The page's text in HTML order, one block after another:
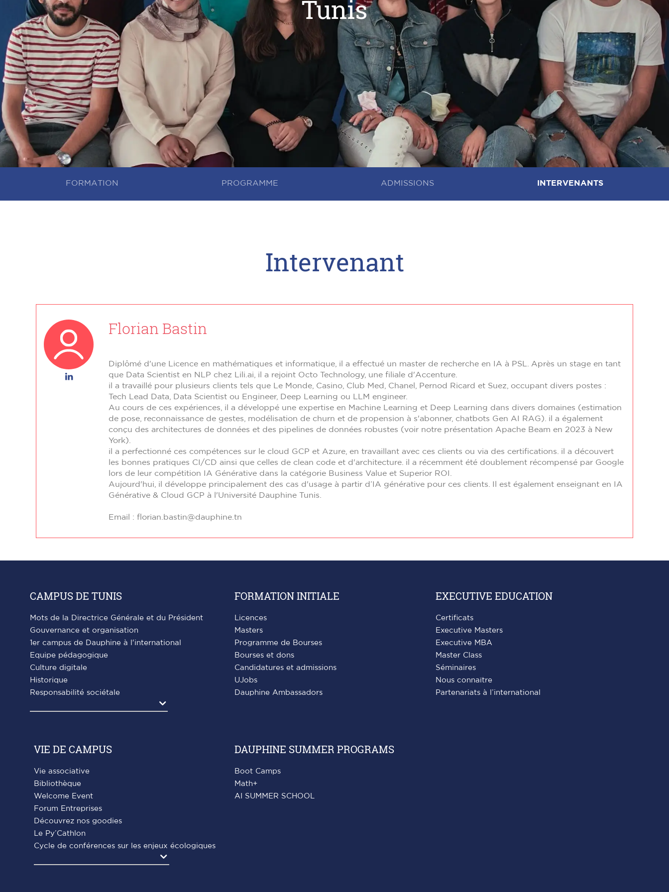
Tunis
FORMATION PROGRAMME ADMISSIONS INTERVENANTS
Intervenant
Florian
Florian Bastin
Diplômé d'une Licence en mathématiques et informatique, il a effectué un master de recherche en IA à PSL. Après un stage en tant
que Data Scientist en NLP chez Lili.ai, il a rejoint Octo Technology, une filiale d'Accenture.
il a travaillé pour plusieurs clients tels que Le Monde, Casino, Club Med, Chanel, Pernod Ricard et Suez, occupant divers postes :
Tech Lead Data, Data Scientist ou Engineer, Deep Learning ou LLM engineer.
Au cours de ces expériences, il a développé une expertise en Machine Learning et Deep Learning dans divers domaines (estimation
de pose, reconnaissance de gestes, modélisation de churn et de propension à s'abonner, chatbots Gen AI RAG). il a également
conçu des architectures de données et des pipelines de données robustes (voir notre présentation Apache Beam en 2023 à New
York).
il a perfectionné ces compétences sur le cloud GCP et Azure, en travaillant avec ces clients ou via des certifications. il a découvert
les bonnes pratiques CI/CD ainsi que celles de clean code et d'architecture. il a récemment été doublement récompensé par Google
lors de leur compétition IA Générative dans la catégorie Business Value et Superior ROI.
Aujourd'hui, il développe principalement des cas d'usage à partir d’IA générative pour ces clients. Il est également enseignant en IA
Générative & Cloud GCP à l'Université Dauphine Tunis.
Email : florian.bastin@dauphine.tn
CAMPUS DE TUNIS
Mots de la Directrice Générale et du Président
Gouvernance et organisation
1er campus de Dauphine à l'international
Equipe pédagogique
Culture digitale
Historique
Responsabilité sociétale
Agrandir
FORMATION INITIALE
Licences
Masters
Programme de Bourses
Bourses et dons
Candidatures et admissions
UJobs
Dauphine Ambassadors
EXECUTIVE EDUCATION
Certificats
Executive Masters
Executive MBA
Master Class
Séminaires
Nous connaître
Partenariats à l’international
VIE DE CAMPUS
Vie associative
Bibliothèque
Welcome Event
Forum Entreprises
Découvrez nos goodies
Le Py’Cathlon
Cycle de conférences sur les enjeux écologiques
Agrandir
DAUPHINE SUMMER PROGRAMS
Boot Camps
Math+
AI SUMMER SCHOOL